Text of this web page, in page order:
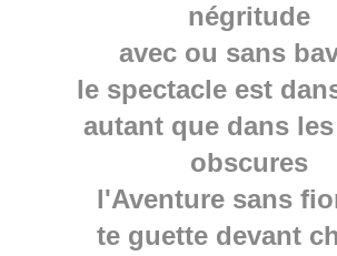
négritude
avec ou sans
le spectacle est
autant que dans
obscures
l'Aventure sans
te guette devant